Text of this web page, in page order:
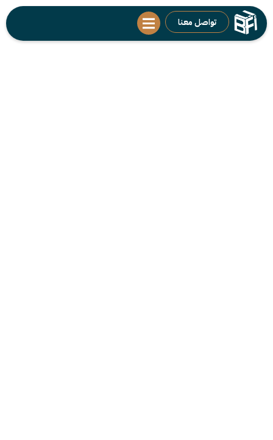
تواصل معنا